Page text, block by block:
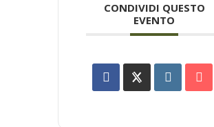
CONDIVIDI QUESTO
EVENTO